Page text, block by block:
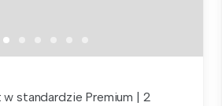
standardzie Premium | 2